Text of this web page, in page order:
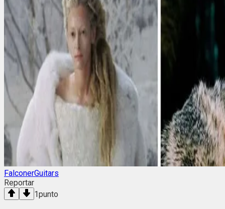
FalconerGuitars
Reportar
1punto